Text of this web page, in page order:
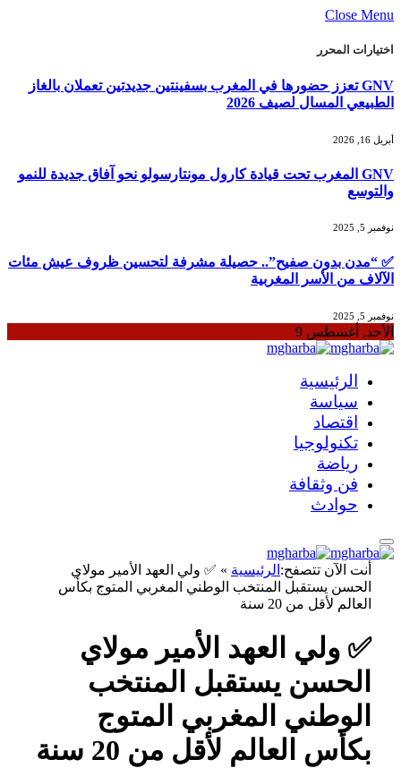
Close Menu
اختيارات المحرر
GNV تعزز حضورها في المغرب بسفينتين جديدتين تعملان بالغاز
الطبيعي المسال لصيف 2026
أبريل 16, 2026
GNV المغرب تحت قيادة كارول مونتارسولو نحو آفاق جديدة للنمو
والتوسع
نوفمبر 5, 2025
✅ “مدن بدون صفيح”.. حصيلة مشرفة لتحسين ظروف عيش مئات
الآلاف من الأسر المغربية
نوفمبر 5, 2025
الأحد, أغسطس 9
الرئيسية
سياسة
اقتصاد
تكنولوجيا
رياضة
فن وثقافة
حوادث
أنت الآن تتصفح: الرئيسية » ✅ ولي العهد الأمير مولاي
الحسن يستقبل المنتخب الوطني المغربي المتوج بكأس
العالم لأقل من 20 سنة
✅ ولي العهد الأمير مولاي
الحسن يستقبل المنتخب
الوطني المغربي المتوج
بكأس العالم لأقل من 20 سنة